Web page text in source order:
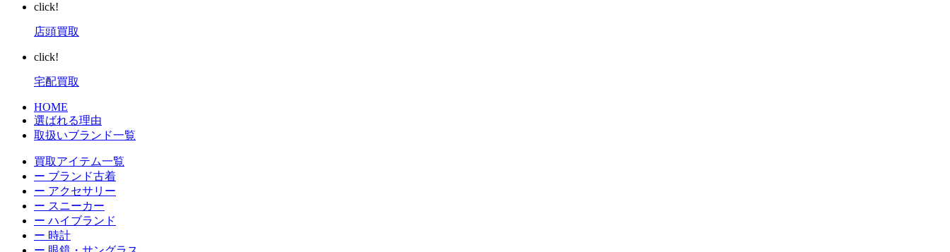
click!
店頭買取
click!
宅配買取
HOME
選ばれる理由
取扱いブランド一覧
買取アイテム一覧
ー ブランド古着
ー アクセサリー
ー スニーカー
ー ハイブランド
ー 時計